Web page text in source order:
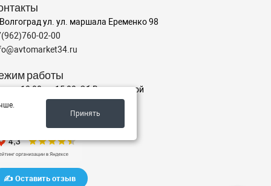
ул. ул. маршала Еременко 98
02-00
работы
пт с 10:00 до 15:00, Сб-Вс выходной
рейтинг на Яндексе
✍️ Оставить отзыв
Принять